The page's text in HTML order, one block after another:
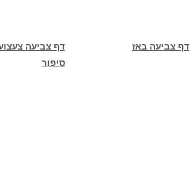
דף צביעה
סיפור
דף צביעה באז